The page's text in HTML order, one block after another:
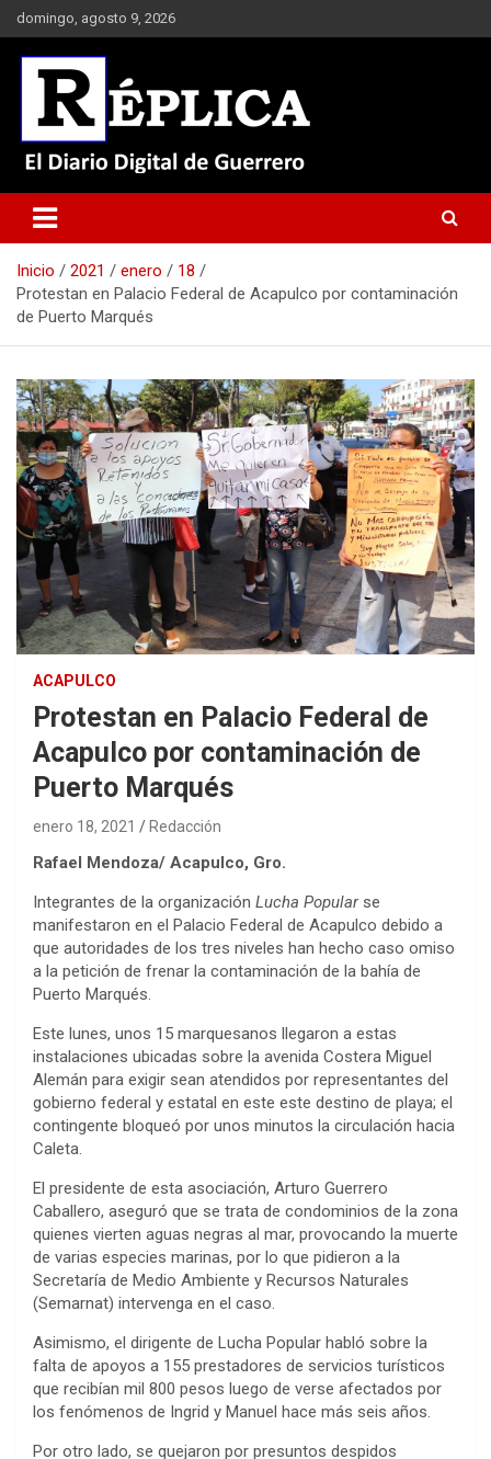
Saltar
al
contenido
domingo, agosto 9, 2026
Réplica
Inicio 2021 enero
18
Protestan en Palacio Federal de Acapulco por contaminación
de Puerto Marqués
ACAPULCO
Protestan en Palacio Federal de
Acapulco por contaminación de
Puerto Marqués
enero 18, 2021 Redacción
Rafael Mendoza/ Acapulco, Gro.
Integrantes de la organización Lucha Popularse
manifestaron en el Palacio Federal de Acapulco debido a
que autoridades de los tres niveles han hecho caso omiso
a la petición de frenar la contaminación de la bahía de
Puerto Marqués.
Este lunes, unos 15 marquesanos llegaron a estas
instalaciones ubicadas sobre la avenida Costera Miguel
Alemán para exigir sean atendidos por representantes del
gobierno federal y estatal en este este destino de playa; el
contingente bloqueó por unos minutos la circulación hacia
Caleta.
El presidente de esta asociación, Arturo Guerrero
Caballero, aseguró que se trata de condominios de la zona
quienes vierten aguas negras al mar, provocando la muerte
de varias especies marinas, por lo que pidieron a la
Secretaría de Medio Ambiente y Recursos Naturales
(Semarnat) intervenga en el caso.
Asimismo, el dirigente de Lucha Popular habló sobre la
falta de apoyos a 155 prestadores de servicios turísticos
que recibían mil 800 pesos luego de verse afectados por
los fenómenos de Ingrid y Manuel hace más seis años.
Por otro lado, se quejaron por presuntos despidos